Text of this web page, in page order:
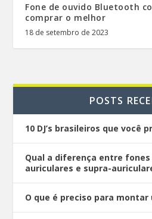
Fone de ouvido Bluetooth
comprar o melhor
18 de setembro de 2023
POSTS
10 DJ’s brasileiros que você
Qual a diferença entre
auriculares e supra-
O que é preciso para